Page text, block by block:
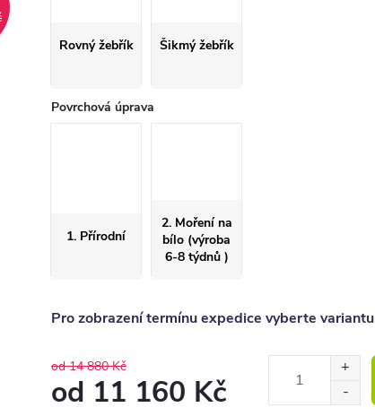
Rovný žebřík Šikmý žebřík
Povrchová úprava
1. Přírodní
2. Moření na
bílo (výroba
6-8 týdnů )
Pro zobrazení termínu expedice vyberte variantu
od 14 880 Kč
od 11 160 Kč